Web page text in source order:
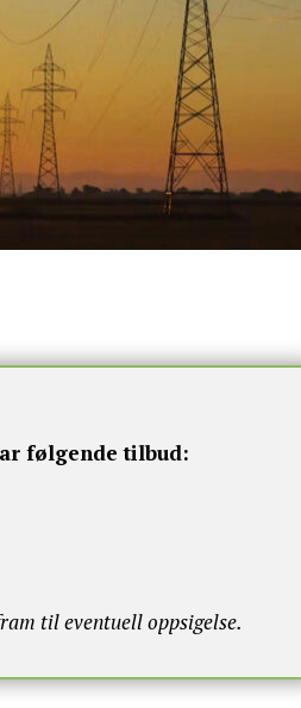
følgende tilbud:
til eventuell oppsigelse.